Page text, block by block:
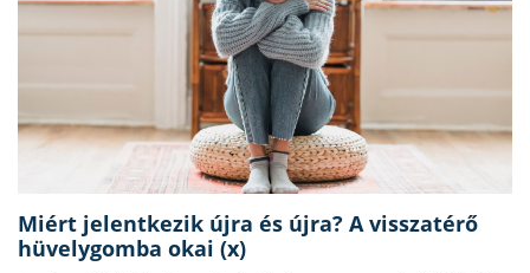
Miért jelentkezik újra és újra? A visszatérő
hüvelygomba okai (x)